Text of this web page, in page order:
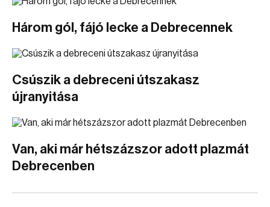
Három gól, fájó lecke a Debrecennek
Csúszik a debreceni útszakasz
újranyitása
Van, aki már hétszázszor adott plazmát
Debrecenben